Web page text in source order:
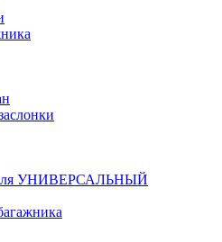
УНИВЕРСАЛЬНЫЙ